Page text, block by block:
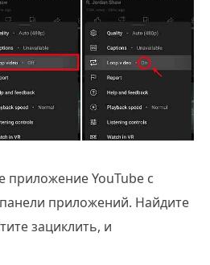
приложение YouTube с
приложений. Найдите
зациклить, и